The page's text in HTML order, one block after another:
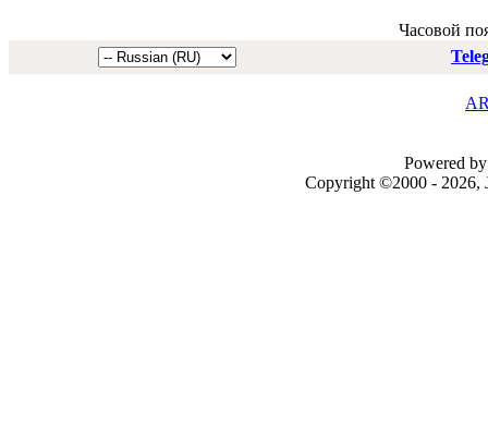
Часовой
Powered
Copyright ©2000 - 2026,